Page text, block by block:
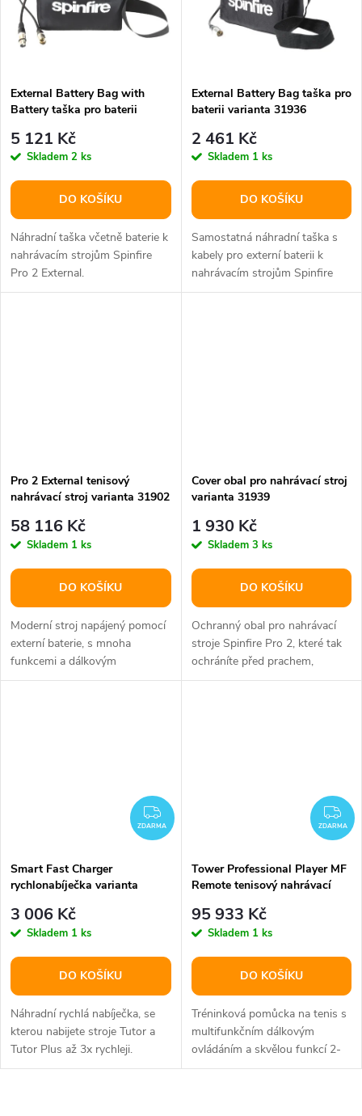
ů
External Battery Bag with
Battery taška pro baterii
5 121 Kč
Skladem 2 ks
DO KOŠÍKU
Náhradní taška včetně baterie k
nahrávacím strojům Spinfire
Pro 2 External.
External Battery Bag taška pro
baterii varianta 31936
2 461 Kč
Skladem 1 ks
DO KOŠÍKU
Samostatná náhradní taška s
kabely pro externí baterii k
nahrávacím strojům Spinfire
Pro 2 External.
Pro 2 External tenisový
nahrávací stroj varianta 31902
58 116 Kč
Skladem 1 ks
DO KOŠÍKU
Moderní stroj napájený pomocí
externí baterie, s mnoha
funkcemi a dálkovým
ovládáním. Vytvořený pro
Cover obal pro nahrávací stroj
varianta 31939
1 930 Kč
Skladem 3 ks
DO KOŠÍKU
Ochranný obal pro nahrávací
stroje Spinfire Pro 2, které tak
ochráníte před prachem,
nečistotami, listy apod.
ZDARMA
ZDARMA
Smart Fast Charger
rychlonabíječka varianta
3 006 Kč
Skladem 1 ks
DO KOŠÍKU
Náhradní rychlá nabíječka, se
kterou nabijete stroje Tutor a
Tutor Plus až 3x rychleji.
ZDARMA
Tower Professional Player MF
Remote tenisový nahrávací
95 933 Kč
Skladem 1 ks
DO KOŠÍKU
Tréninková pomůcka na tenis s
multifunkčním dálkovým
ovládáním a skvělou funkcí 2-
Line. Napájení na 220V.